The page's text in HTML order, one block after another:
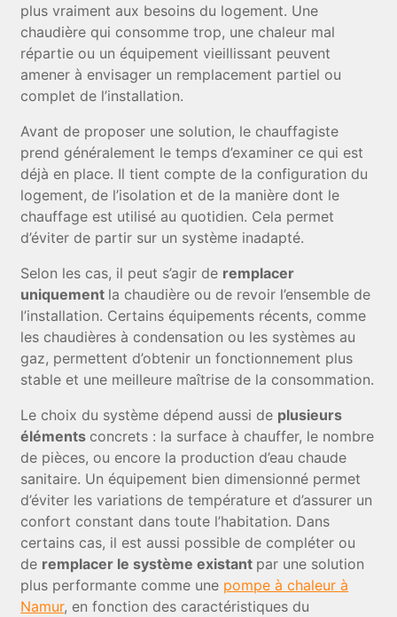
plus vraiment aux besoins du logement. Une
chaudière qui consomme trop, une chaleur mal
répartie ou un équipement vieillissant peuvent
amener à envisager un remplacement partiel ou
complet de l’installation.
Avant de proposer une solution, le chauffagiste
prend généralement le temps d’examiner ce qui est
déjà en place. Il tient compte de la configuration du
logement, de l’isolation et de la manière dont le
chauffage est utilisé au quotidien. Cela permet
d’éviter de partir sur un système inadapté.
Selon les cas, il peut s’agir de remplacer
uniquement la chaudière ou de revoir l’ensemble de
l’installation. Certains équipements récents, comme
les chaudières à condensation ou les systèmes au
gaz, permettent d’obtenir un fonctionnement plus
stable et une meilleure maîtrise de la consommation.
Le choix du système dépend aussi de plusieurs
éléments concrets : la surface à chauffer, le nombre
de pièces, ou encore la production d’eau chaude
sanitaire. Un équipement bien dimensionné permet
d’éviter les variations de température et d’assurer un
confort constant dans toute l’habitation. Dans
certains cas, il est aussi possible de compléter ou
de remplacer le système existant par une solution
plus performante comme une pompe à chaleur à
Namur, en fonction des caractéristiques du